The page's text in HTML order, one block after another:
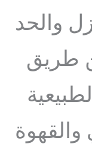
والحد
طريق